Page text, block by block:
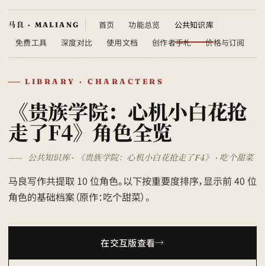
首页 功能总览
公共知识库
免费工具
深度对比 使用文档 创作者手札 价格与订阅
LIBRARY · CHARACTERS
《贵族学院：心机小白花抢
走了F4》角色全览
公共知识库 · 《贵族学院：心机小白花抢走了F4》 · 吃个甜菜
马良写作共提取 10 位角色。以下按重要度排序，显示前 40 位
角色的基础档案（原作：吃个甜菜）。
在交互版查看